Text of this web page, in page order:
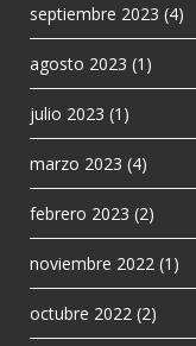
septiembre 2023 (4)
agosto 2023 (1)
julio 2023 (1)
marzo 2023 (4)
febrero 2023 (2)
noviembre 2022 (1)
octubre 2022 (2)